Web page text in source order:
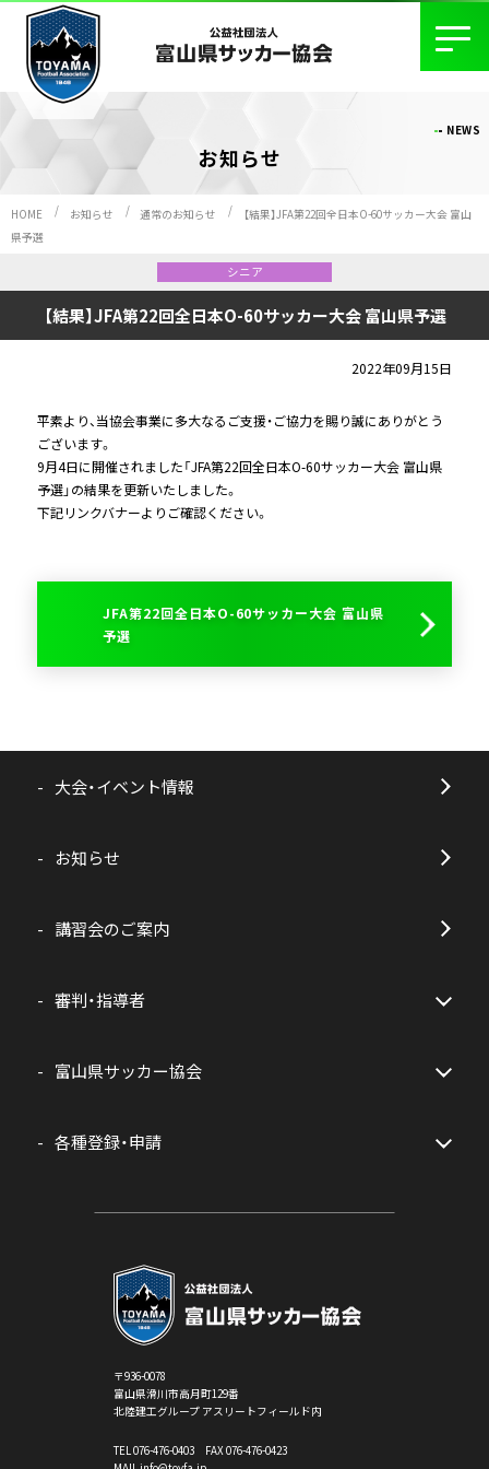
NEWS
お知らせ
HOME お知らせ 通常のお知らせ
【結果】JFA第22回全日本O-60サッカー大会 富山
県予選
シニア
【結果】JFA第22回全日本O-60サッカー大会 富山県予選
2022年09月15日
平素より、当協会事業に多大なるご支援・ご協力を賜り誠にありがとう
ございます。
9月4日に開催されました「JFA第22回全日本O-60サッカー大会 富山県
予選」の結果を更新いたしました。
下記リンクバナーよりご確認ください。
JFA第22回全日本O-60サッカー大会 富山県
予選
大会・イベント情報
お知らせ
講習会のご案内
審判・指導者
富山県サッカー協会
各種登録・申請
〒936-0078
富山県滑川市高月町129番
北陸建工グループ アスリートフィールド内
TEL 076-476-0403 FAX 076-476-0423